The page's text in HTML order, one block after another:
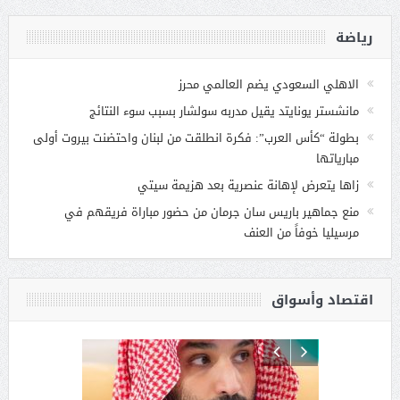
رياضة
الاهلي السعودي يضم العالمي محرز
مانشستر يونايتد يقيل مدربه سولشار بسبب سوء النتائج
بطولة “كأس العرب”: فكرة انطلقت من لبنان واحتضنت بيروت أولى
مبارياتها
زاها يتعرض لإهانة عنصرية بعد هزيمة سيتي
منع جماهير باريس سان جرمان من حضور مباراة فريقهم في
مرسيليا خوفاً من العنف
اقتصاد وأسواق